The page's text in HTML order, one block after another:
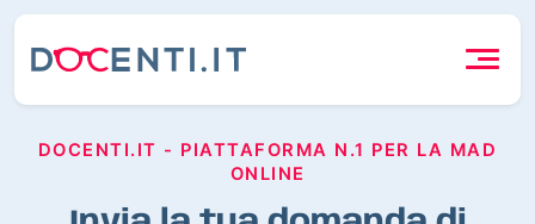
DOCENTI.IT - PIATTAFORMA N.1 PER LA MAD
ONLINE